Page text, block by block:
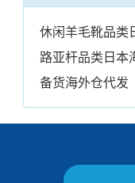
休闲羊毛靴品类
路亚杆品类日本
备货海外仓代发